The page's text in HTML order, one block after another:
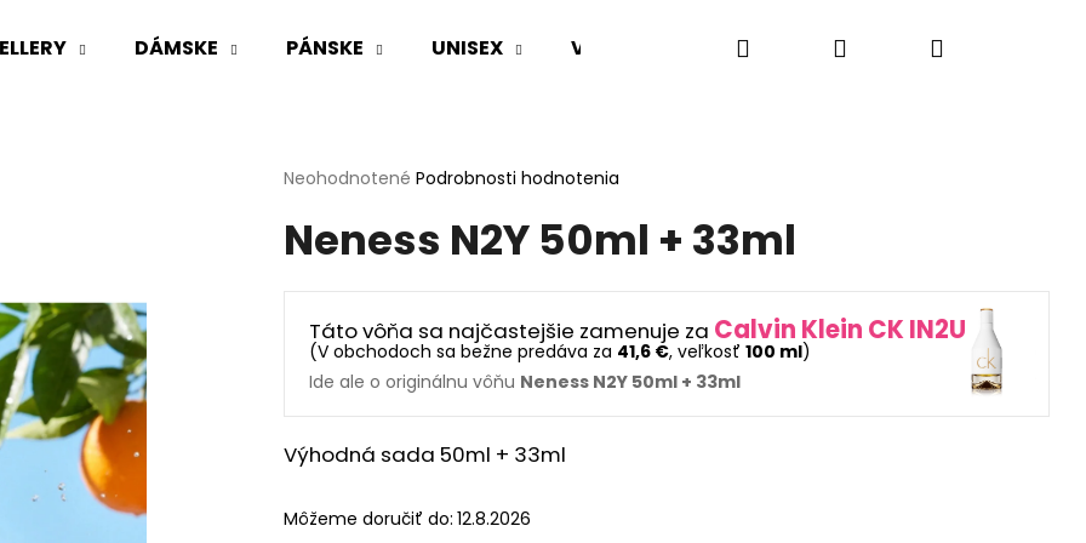
DÁMSKE PÁNSKE UNISEX VONNÉ HMLY VÔNE PODĽA TYPU
Hľadať PrihlásenieNákupný
Priemerné
produktu
je
z
hviezdičiek.
Neohodnotené Podrobnosti hodnotenia
Neness N2Y 50ml + 33ml
Táto vôňa sa najčastejšie zamenuje za Calvin Klein CK IN2U
(V obchodoch sa bežne predáva za 41,6 €, veľkosť 100 ml)
Ide ale o originálnu vôňu Neness N2Y 50ml + 33ml
Výhodná sada 50ml + 33ml
Môžeme doručiť do: 12.8.2026
HĽADAŤ
Odporúčame